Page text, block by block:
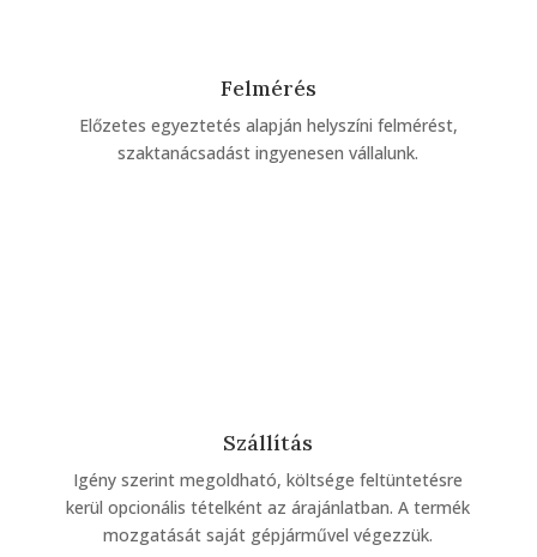
Felmérés
Előzetes egyeztetés alapján helyszíni felmérést,
szaktanácsadást ingyenesen vállalunk.
Szállítás
Igény szerint megoldható, költsége feltüntetésre
kerül opcionális tételként az árajánlatban. A termék
mozgatását saját gépjárművel végezzük.